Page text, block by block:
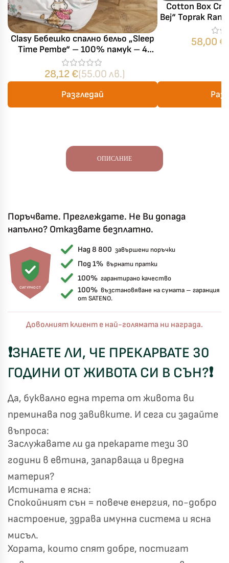
Clasy Бебешко спално бельо „Sleep
Time Pembe“ – 100% памук – 4
части – за бебешко легло
28,12 €(55.00 лв.)
Разгледай
Cotton Box
Bej“ Toprak
– 4
58,00 €
ОПИСАНИЕ
Поръчвате. Преглеждате. Не Ви допада
напълно? Отказвате безплатно.
СИГУРНОСТ
Над 8 800 завършени поръчки
Под 1% върнати пратки
100% гарантирано качество
100% възстановяване на сумата – гаранция
от SATENO.
Доволният клиент е най-голямата ни награда.
❗ЗНАЕТЕ ЛИ, ЧЕ ПРЕКАРВАТЕ 30
ГОДИНИ ОТ ЖИВОТА СИ В СЪН?❗
Да, буквално една трета от живота ви
преминава под завивките. И сега си задайте
въпроса:
Заслужавате ли да прекарате тези 30
години в евтина, запарваща и вредна
материя?
Истината е ясна:
Спокойният сън = повече енергия, по-добро
настроение, здрава имунна система и ясна
мисъл.
Хората, които спят добре, постигат